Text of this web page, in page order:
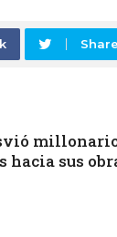
hacia sus